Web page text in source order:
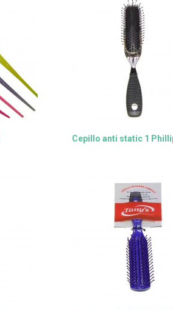
Cepillo anti static 1